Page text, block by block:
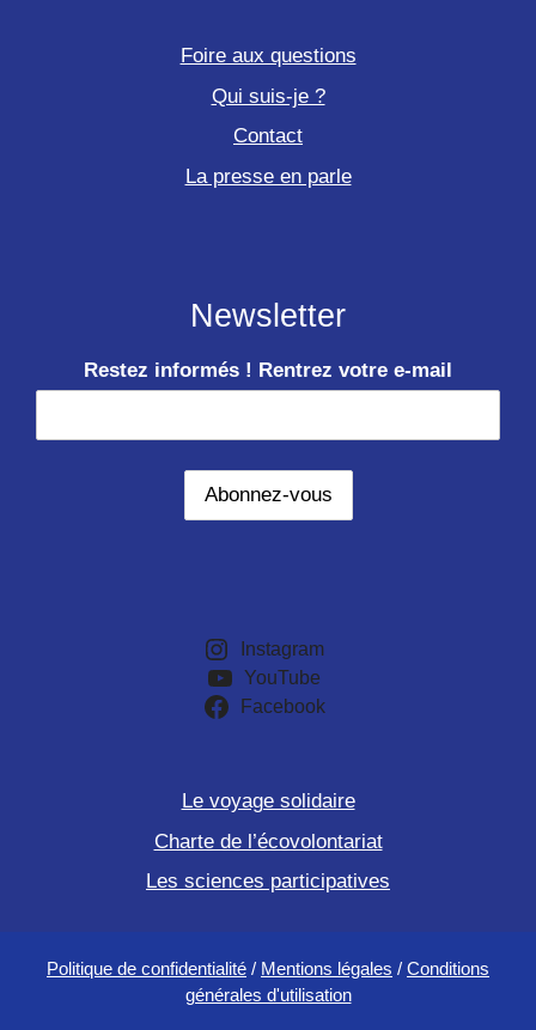
Foire aux questions
Qui suis-je ?
Contact
La presse en parle
Newsletter
Restez informés ! Rentrez votre e-mail
Instagram
YouTube
Facebook
Le voyage solidaire
Charte de l’écovolontariat
Les sciences participatives
Politique de confidentialité / Mentions légales / Conditions
générales d'utilisation